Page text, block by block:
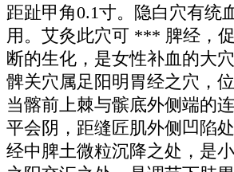
距趾甲角0.1寸。隐白穴有统
用。艾灸此穴可 *** 脾经，
断的生化，是女性补血的大
髀关穴属足阳明胃经之穴，
当髂前上棘与髌底外侧端的
平会阴，距缝匠肌外侧凹陷
经中脾土微粒沉降之处，是